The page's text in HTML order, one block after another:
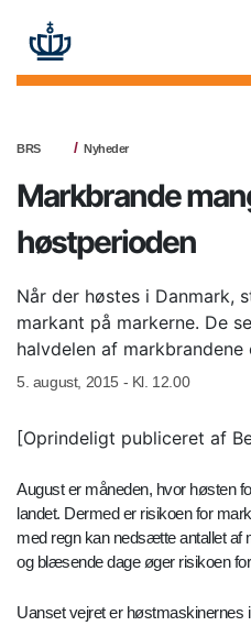
BRS Nyheder
Markbrande
høstperioden
Når der høstes i Danmark,
markant på markerne. De
halvdelen af
5. august, 2015 - Kl. 12.00
[Oprindeligt publiceret af
August er måneden, hvor høsten
landet. Dermed er risikoen for
med regn kan nedsætte antallet af
og blæsende dage øger risikoen
Uanset vejret er høstmaskinernes